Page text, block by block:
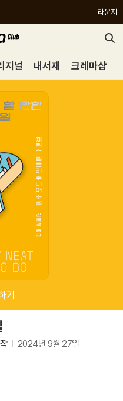
라운지
지널 내서재 크레마샵
기
2024년 9월 27일